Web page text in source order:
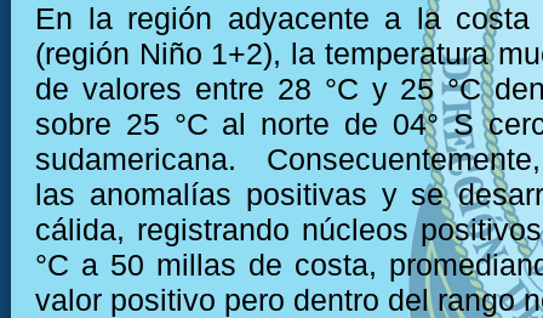
En la región adyacente a la costa
(región Niño 1+2), la temperatura
de valores entre 28 °C y 25 °C
sobre 25 °C al norte de 04° S
sudamericana.
las anomalías positivas y se
cálida, registrando núcleos
°C a 50 millas de costa,
valor positivo pero dentro del rango